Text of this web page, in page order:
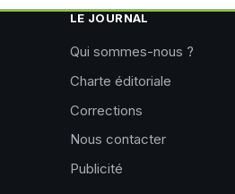
LE JOURNAL
Qui sommes-nous ?
Charte éditoriale
Corrections
Nous contacter
Publicité